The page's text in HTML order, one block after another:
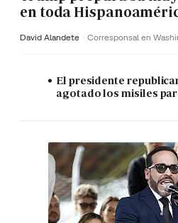
en toda
David Alandete Corresponsal en
El presidente
agotado los misiles